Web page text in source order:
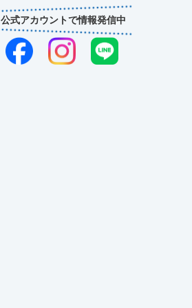
公式アカウントで情報発信中